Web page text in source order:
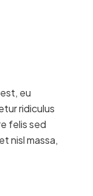
eu
ridiculus
felis sed
nisl massa,